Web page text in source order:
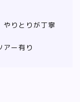
やりとりが丁寧
アー有り